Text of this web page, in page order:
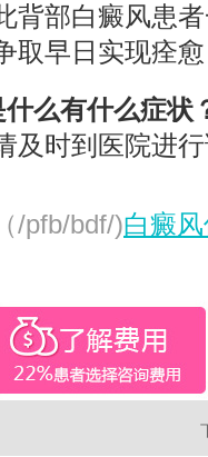
背部白癜风患
取早日实现痊
么有什么症状
及时到医院进
/pfb/bdf/)白癜